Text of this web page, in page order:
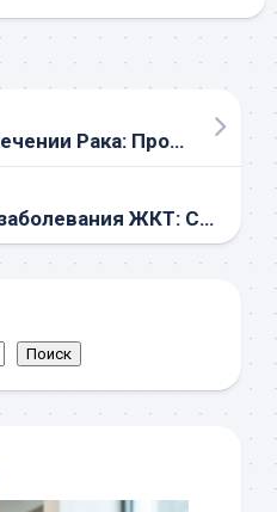
Иммунотерапия в Лечении Рака: Прорывы, Перспективы и Результаты
Онкологические заболевания ЖКТ: Симптомы, Диагностика и Современные Методы Лечения
Поиск